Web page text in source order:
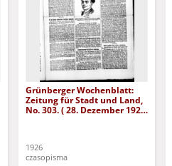
Grünberger Wochenblatt:
Zeitung für Stadt und Land,
No. 303. ( 28. Dezember 1926
1926
czasopisma